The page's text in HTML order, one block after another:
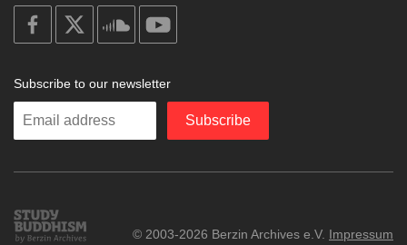
on
facebook
soundcloud
Subscribe to our newsletter
Enter
Subscribe
Study
Buddhism
© 2003-2026 Berzin Archives e.V. Impressum